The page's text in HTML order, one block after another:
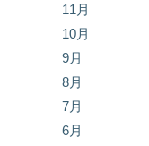
11月
10月
9月
8月
7月
6月